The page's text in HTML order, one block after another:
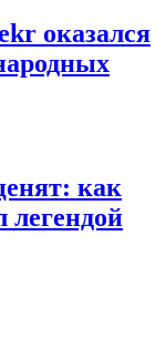
оказался
как
легендой